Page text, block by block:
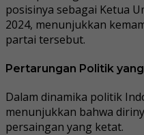
posisinya sebagai Ketua
2024, menunjukkan
partai tersebut.
Pertarungan Politik
Dalam dinamika politik
menunjukkan bahwa
persaingan yang ketat.